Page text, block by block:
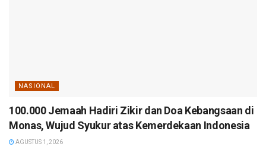
NASIONAL
100.000 Jemaah Hadiri Zikir dan Doa Kebangsaan di
Monas, Wujud Syukur atas Kemerdekaan Indonesia
AGUSTUS 1, 2026